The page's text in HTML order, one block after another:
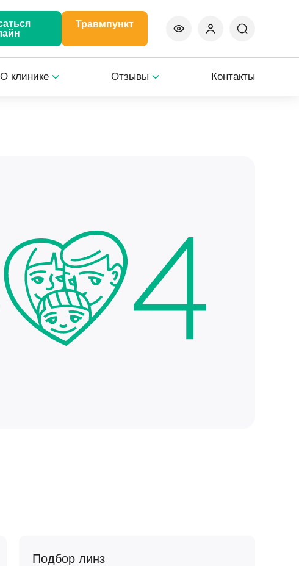
Травмпункт
О клинике Отзывы Контакты
Подбор линз